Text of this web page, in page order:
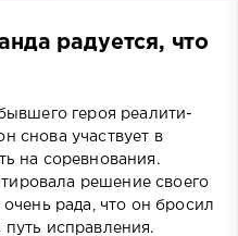
радуется, что
героя реалити-
снова участвует в
на соревнования.
решение своего
рада, что он бросил
исправления.